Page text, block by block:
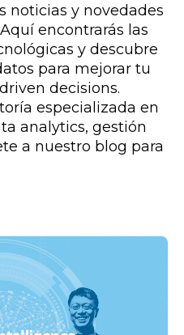
noticias y novedades
encontrarás las
y descubre
para mejorar tu
decisions.
especializada en
analytics, gestión
a nuestro blog para